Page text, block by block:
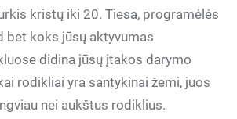
kristų iki 20. Tiesa, programėlės
bet koks jūsų aktyvumas
didina jūsų įtakos darymo
rodikliai yra santykinai žemi, juos
nei aukštus rodiklius.